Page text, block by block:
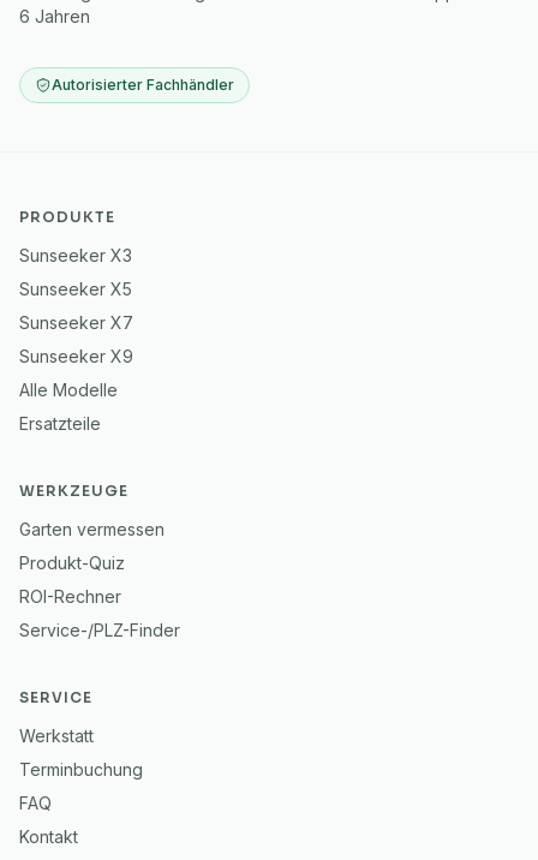
6 Jahren
Autorisierter Fachhändler
PRODUKTE
Sunseeker X3
Sunseeker X5
Sunseeker X7
Sunseeker X9
Alle Modelle
Ersatzteile
WERKZEUGE
Garten vermessen
Produkt-Quiz
ROI-Rechner
Service-/PLZ-Finder
SERVICE
Werkstatt
Terminbuchung
FAQ
Kontakt